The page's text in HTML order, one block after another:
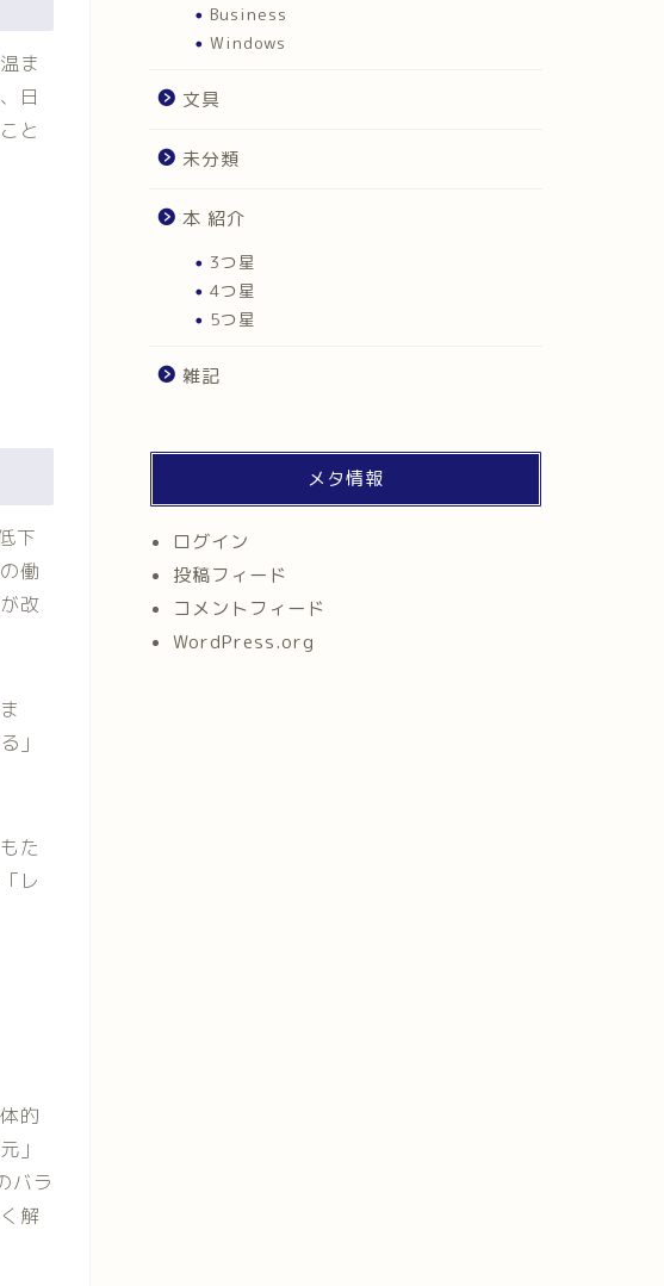
ま
日
と
下
働
改
」
た
レ
的
」
バラ
解
Business
Windows
文具
未分類
本 紹介
3つ星
4つ星
5つ星
雑記
メタ情報
ログイン
投稿フィード
コメントフィード
WordPress.org